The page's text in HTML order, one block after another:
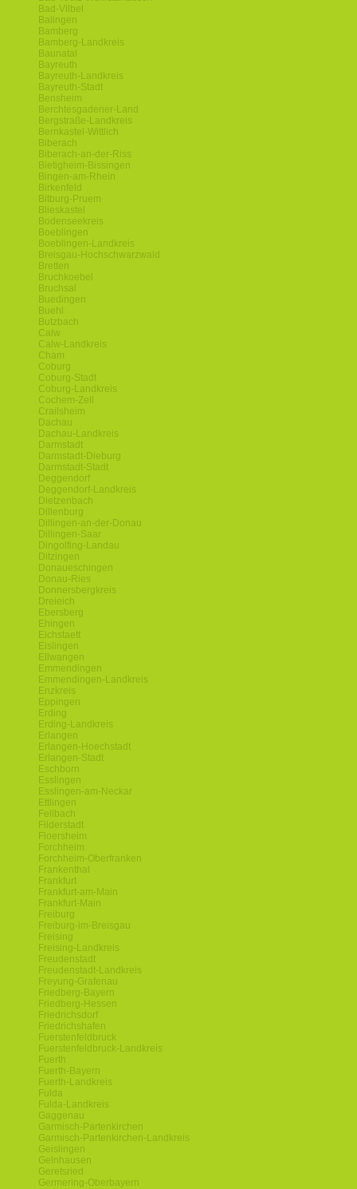
Bad-Vilbel
Balingen
Bamberg
Bamberg-Landkreis
Baunatal
Bayreuth
Bayreuth-Landkreis
Bayreuth-Stadt
Bensheim
Berchtesgadener-Land
Bergstraße-Landkreis
Bernkastel-Wittlich
Biberach
Biberach-an-der-Riss
Bietigheim-Bissingen
Bingen-am-Rhein
Birkenfeld
Bitburg-Pruem
Blieskastel
Bodenseekreis
Boeblingen
Boeblingen-Landkreis
Breisgau-Hochschwarzwald
Bretten
Bruchkoebel
Bruchsal
Buedingen
Buehl
Butzbach
Calw
Calw-Landkreis
Cham
Coburg
Coburg-Stadt
Coburg-Landkreis
Cochem-Zell
Crailsheim
Dachau
Dachau-Landkreis
Darmstadt
Darmstadt-Dieburg
Darmstadt-Stadt
Deggendorf
Deggendorf-Landkreis
Dietzenbach
Dillenburg
Dillingen-an-der-Donau
Dillingen-Saar
Dingolfing-Landau
Ditzingen
Donaueschingen
Donau-Ries
Donnersbergkreis
Dreieich
Ebersberg
Ehingen
Eichstaett
Eislingen
Ellwangen
Emmendingen
Emmendingen-Landkreis
Enzkreis
Eppingen
Erding
Erding-Landkreis
Erlangen
Erlangen-Hoechstadt
Erlangen-Stadt
Eschborn
Esslingen
Esslingen-am-Neckar
Ettlingen
Fellbach
Filderstadt
Floersheim
Forchheim
Forchheim-Oberfranken
Frankenthal
Frankfurt
Frankfurt-am-Main
Frankfurt-Main
Freiburg
Freiburg-im-Breisgau
Freising
Freising-Landkreis
Freudenstadt
Freudenstadt-Landkreis
Freyung-Grafenau
Friedberg-Bayern
Friedberg-Hessen
Friedrichsdorf
Friedrichshafen
Fuerstenfeldbruck
Fuerstenfeldbruck-Landkreis
Fuerth
Fuerth-Bayern
Fuerth-Landkreis
Fulda
Fulda-Landkreis
Gaggenau
Garmisch-Partenkirchen
Garmisch-Partenkirchen-Landkreis
Geislingen
Gelnhausen
Geretsried
Germering-Oberbayern